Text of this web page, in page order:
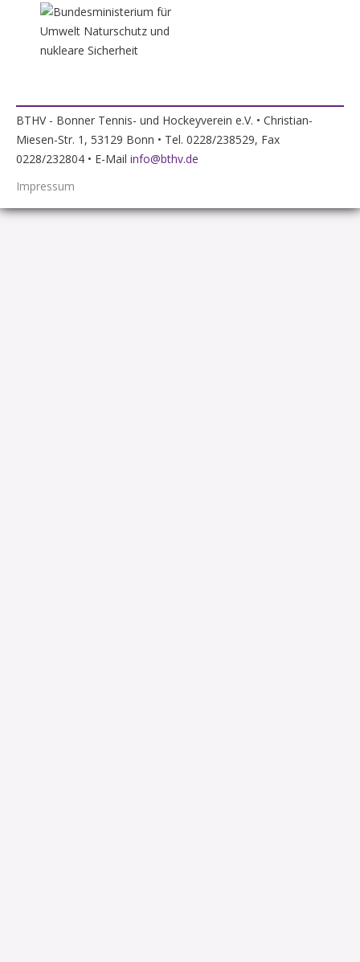
BTHV - Bonner Tennis- und Hockeyverein e.V. • Christian-
Miesen-Str. 1, 53129 Bonn • Tel. 0228/238529, Fax
0228/232804 • E-Mail info@bthv.de
Impressum